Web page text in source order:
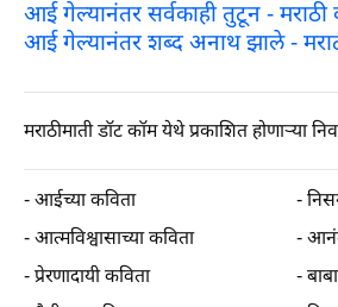
आई गेल्यानंतर सर्वकाही तुटून - मराठी
आई गेल्यानंतर शब्द अनाथ झाले -
मराठीमाती डॉट कॉम येथे प्रकाशित होणाऱ्या
- आईच्या कविता -
- आत्मविश्वासाच्या कविता -
- प्रेरणादायी कविता -